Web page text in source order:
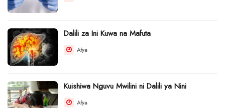
Dalili za Ini Kuwa na Mafuta
Afya
Kuishiwa Nguvu Mwilini ni Dalili ya Nini
Afya